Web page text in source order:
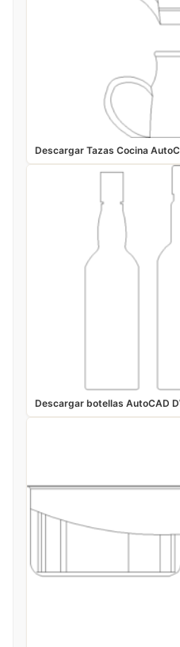
Descargar Tazas Cocina
Descargar botellas AutoCAD